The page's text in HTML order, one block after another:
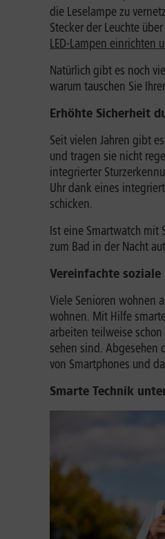
die Leselampe zu
Stecker der Leuchte
LED-Lampen einrichten
Natürlich gibt es noch
warum tauschen Sie
Erhöhte Sicherheit
Seit vielen Jahren gibt
und tragen sie nicht
integrierter
Uhr dank eines
schicken.
Ist eine Smartwatch mit
zum Bad in der Nacht
Vereinfachte
Viele Senioren wohnen
wohnen. Mit Hilfe
arbeiten teilweise
sehen sind. Abgesehen
von Smartphones und
Smarte Technik